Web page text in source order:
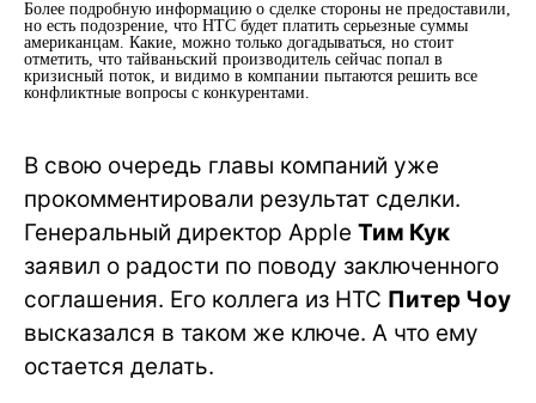
Более подробную информацию о сделке стороны не предоставили,
но есть подозрение, что HTC будет платить серьезные суммы
американцам. Какие, можно только догадываться, но стоит
отметить, что тайваньский производитель сейчас попал в
кризисный поток, и видимо в компании пытаются решить все
конфликтные вопросы с конкурентами.
В свою очередь главы компаний уже
прокомментировали результат сделки.
Генеральный директор Apple Тим Кук
заявил о радости по поводу заключенного
соглашения. Его коллега из HTC Питер Чоу
высказался в таком же ключе. А что ему
остается делать.